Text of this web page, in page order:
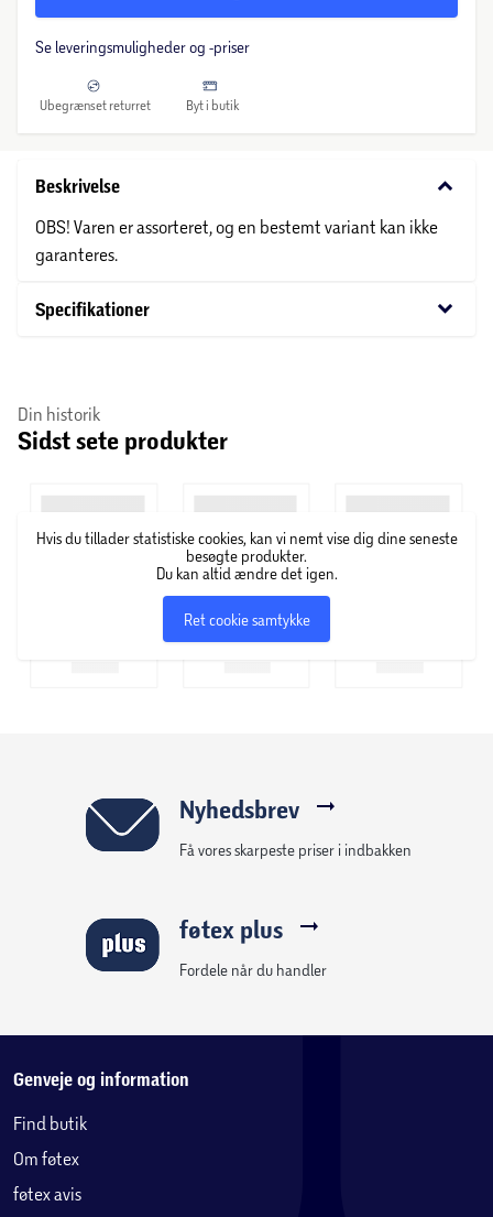
Se leveringsmuligheder og -priser
Ubegrænset returret Byt i butik
Beskrivelse keyboard_arrow_down
OBS! Varen er assorteret, og en bestemt variant kan ikke
garanteres.
Specifikationer keyboard_arrow_down
Din historik
Sidst sete produkter
Hvis du tillader statistiske cookies, kan vi nemt vise dig dine seneste
besøgte produkter.
Du kan altid ændre det igen.
Ret cookie samtykke
Nyhedsbrev
Få vores skarpeste priser i indbakken
føtex plus
Fordele når du handler
Genveje og information
Find butik
Om føtex
føtex avis